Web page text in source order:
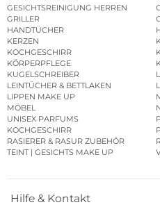
GESICHTSREINIGUNG HERREN
GRILLER
HANDTÜCHER
KERZEN
KOCHGESCHIRR
KÖRPERPFLEGE
KUGELSCHREIBER
LEINTÜCHER & BETTLAKEN
LIPPEN MAKE UP
MÖBEL
UNISEX PARFUMS
KOCHGESCHIRR
RASIERER & RASUR ZUBEHÖR
TEINT | GESICHTS MAKE UP
Hilfe & Kontakt